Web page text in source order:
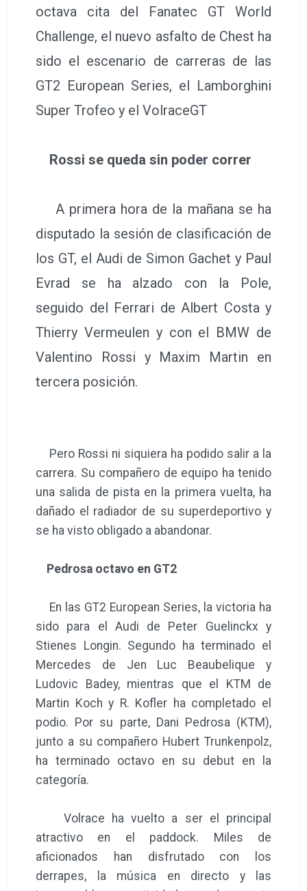
octava cita del Fanatec GT World
Challenge, el nuevo asfalto de Chest ha
sido el escenario de carreras de las
GT2 European Series, el Lamborghini
Super Trofeo y el VolraceGT
Rossi se queda sin poder correr
A primera hora de la mañana se ha
disputado la sesión de clasificación de
los GT, el Audi de Simon Gachet y Paul
Evrad se ha alzado con la Pole,
seguido del Ferrari de Albert Costa y
Thierry Vermeulen y con el BMW de
Valentino Rossi y Maxim Martin en
tercera posición.
Pero Rossi ni siquiera ha podido salir a la
carrera. Su compañero de equipo ha tenido
una salida de pista en la primera vuelta, ha
dañado el radiador de su superdeportivo y
se ha visto obligado a abandonar.
Pedrosa octavo en GT2
En las GT2 European Series, la victoria ha
sido para el Audi de Peter Guelinckx y
Stienes Longin. Segundo ha terminado el
Mercedes de Jen Luc Beaubelique y
Ludovic Badey, mientras que el KTM de
Martin Koch y R. Kofler ha completado el
podio. Por su parte, Dani Pedrosa (KTM),
junto a su compañero Hubert Trunkenpolz,
ha terminado octavo en su debut en la
categoría.
Volrace ha vuelto a ser el principal
atractivo en el paddock. Miles de
aficionados han disfrutado con los
derrapes, la música en directo y las